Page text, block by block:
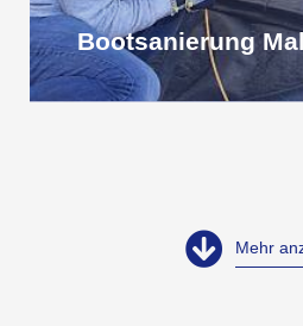
Bootsanierung
Mehr